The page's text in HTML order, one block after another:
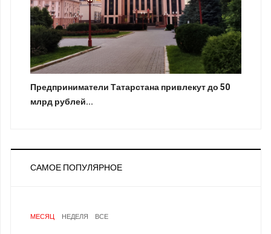
Предприниматели Татарстана привлекут до 50
млрд рублей...
САМОЕ ПОПУЛЯРНОЕ
МЕСЯЦ НЕДЕЛЯ ВСЕ